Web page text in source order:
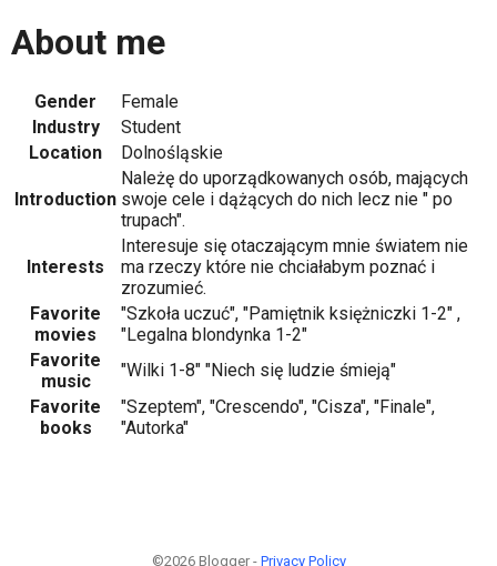
About me
Gender
Female
Industry
Student
Location
Dolnośląskie
Introduction
Należę do uporządkowanych osób, mających
swoje cele i dążących do nich lecz nie " po
trupach".
Interests
Interesuje się otaczającym mnie światem nie
ma rzeczy które nie chciałabym poznać i
zrozumieć.
Favorite
movies
"Szkoła uczuć", "Pamiętnik księżniczki 1-2" ,
"Legalna blondynka 1-2"
Favorite
music
"Wilki 1-8" "Niech się ludzie śmieją"
Favorite
books
"Szeptem", "Crescendo", "Cisza", "Finale",
"Autorka"
©2026 Blogger - Privacy Policy